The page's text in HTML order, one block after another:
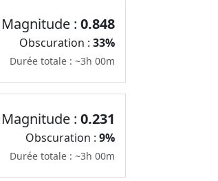
Magnitude : 0.848
Obscuration : 33%
Durée totale : ~3h 00m
Magnitude : 0.231
Obscuration : 9%
Durée totale : ~3h 00m